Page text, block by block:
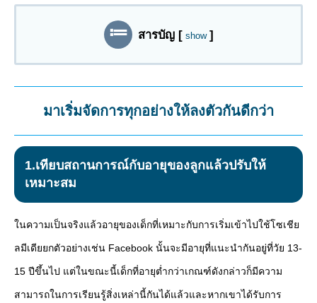
สารบัญ [ show ]
มาเริ่มจัดการทุกอย่างให้ลงตัวกันดีกว่า
1.เทียบสถานการณ์กับอายุของลูกแล้วปรับให้
เหมาะสม
ในความเป็นจริงแล้วอายุของเด็กที่เหมาะกับการเริ่มเข้าไปใช้โซเชีย
ลมีเดียยกตัวอย่างเช่น Facebook นั้นจะมีอายุที่แนะนำกันอยู่ที่วัย 13-
15 ปีขึ้นไป แต่ในขณะนี้เด็กที่อายุต่ำกว่าเกณฑ์ดังกล่าวก็มีความ
สามารถในการเรียนรู้สิ่งเหล่านี้กันได้แล้วและหากเขาได้รับการ